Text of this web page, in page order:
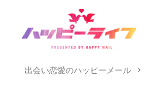
出会い恋愛のハッピーメール